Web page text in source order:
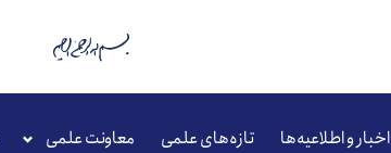
اخبار و اطلاعیه‌ها تازه‌های علمی معاونت علمی